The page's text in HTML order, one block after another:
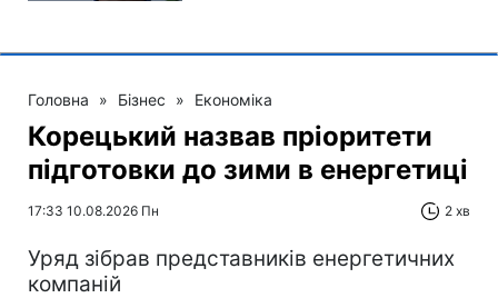
Головна » Бізнес » Економіка
Корецький назвав пріоритети
підготовки до зими в енергетиці
17:33 10.08.2026 Пн 2 хв
Уряд зібрав представників енергетичних
компаній